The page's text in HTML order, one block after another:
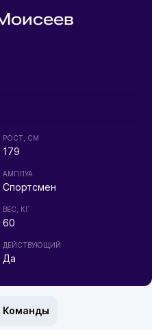
РОСТ, СМ
179
АМПЛУА
Спортсмен
ВЕС, КГ
60
ДЕЙСТВУЮЩИЙ
Да
Команды